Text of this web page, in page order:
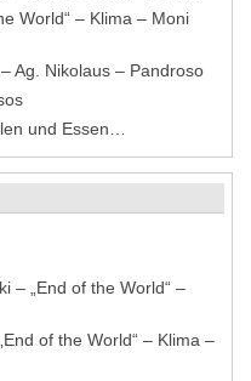
World“ – Klima – Moni
Ag. Nikolaus – Pandroso
und Essen…
– „End of the World“ –
of the World“ – Klima –